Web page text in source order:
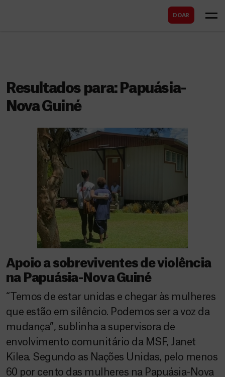
DOAR
Resultados para: Papuásia-
Nova Guiné
Apoio a sobreviventes de violência
na Papuásia-Nova Guiné
“Temos de estar unidas e chegar às mulheres
que estão em silêncio. Podemos ser a voz da
mudança”, sublinha a supervisora de
envolvimento comunitário da MSF, Janet
Kilea. Segundo as Nações Unidas, pelo menos
60 por cento das mulheres na Papuásia-Nova
r